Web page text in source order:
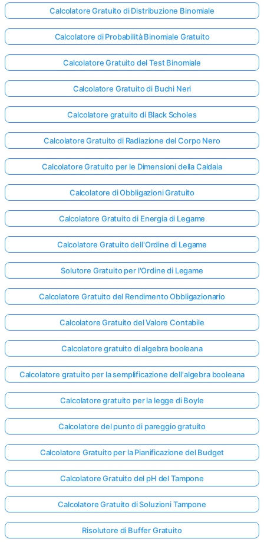
Calcolatore Gratuito di Distribuzione Binomiale
Calcolatore di Probabilità Binomiale Gratuito
Calcolatore Gratuito del Test Binomiale
Calcolatore Gratuito di Buchi Neri
Calcolatore gratuito di Black Scholes
Calcolatore Gratuito di Radiazione del Corpo Nero
Calcolatore Gratuito per le Dimensioni della Caldaia
Calcolatore di Obbligazioni Gratuito
Calcolatore Gratuito di Energia di Legame
Calcolatore Gratuito dell'Ordine di Legame
Solutore Gratuito per l'Ordine di Legame
Calcolatore Gratuito del Rendimento Obbligazionario
Calcolatore Gratuito del Valore Contabile
Calcolatore gratuito di algebra booleana
Calcolatore gratuito per la semplificazione dell'algebra booleana
Calcolatore gratuito per la legge di Boyle
Calcolatore del punto di pareggio gratuito
Calcolatore Gratuito per la Pianificazione del Budget
Calcolatore Gratuito del pH del Tampone
Calcolatore Gratuito di Soluzioni Tampone
Risolutore di Buffer Gratuito